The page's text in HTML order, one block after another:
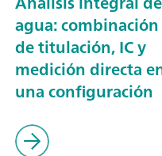
agua: combinación
de titulación, IC y
medición directa
una configuración